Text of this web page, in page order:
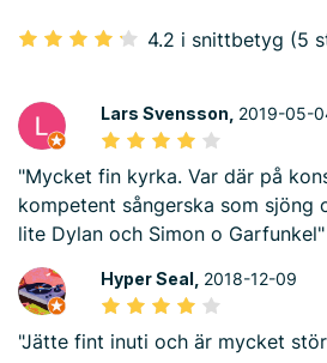
4.2 i snittbetyg (5
Lars Svensson, 2019-05-
"Mycket fin kyrka. Var där på
kompetent sångerska som sjöng
lite Dylan och Simon o Garfunkel"
Hyper Seal, 2018-12-09
"Jätte fint inuti och är mycket